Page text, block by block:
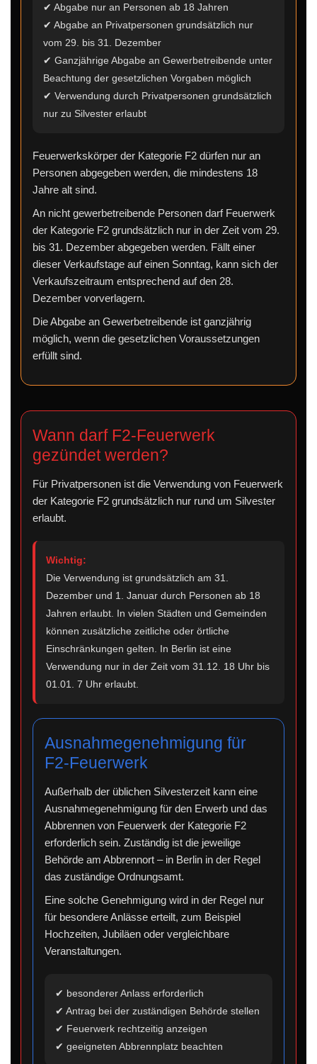
✔ Abgabe nur an Personen ab 18 Jahren
✔ Abgabe an Privatpersonen grundsätzlich nur
vom 29. bis 31. Dezember
✔ Ganzjährige Abgabe an Gewerbetreibende unter
Beachtung der gesetzlichen Vorgaben möglich
✔ Verwendung durch Privatpersonen grundsätzlich
nur zu Silvester erlaubt
Feuerwerkskörper der Kategorie F2 dürfen nur an
Personen abgegeben werden, die mindestens 18
Jahre alt sind.
An nicht gewerbetreibende Personen darf Feuerwerk
der Kategorie F2 grundsätzlich nur in der Zeit vom 29.
bis 31. Dezember abgegeben werden. Fällt einer
dieser Verkaufstage auf einen Sonntag, kann sich der
Verkaufszeitraum entsprechend auf den 28.
Dezember vorverlagern.
Die Abgabe an Gewerbetreibende ist ganzjährig
möglich, wenn die gesetzlichen Voraussetzungen
erfüllt sind.
Wann darf F2-Feuerwerk
gezündet werden?
Für Privatpersonen ist die Verwendung von Feuerwerk
der Kategorie F2 grundsätzlich nur rund um Silvester
erlaubt.
Wichtig:
Die Verwendung ist grundsätzlich am 31.
Dezember und 1. Januar durch Personen ab 18
Jahren erlaubt. In vielen Städten und Gemeinden
können zusätzliche zeitliche oder örtliche
Einschränkungen gelten. In Berlin ist eine
Verwendung nur in der Zeit vom 31.12. 18 Uhr bis
01.01. 7 Uhr erlaubt.
Ausnahmegenehmigung für
F2-Feuerwerk
Außerhalb der üblichen Silvesterzeit kann eine
Ausnahmegenehmigung für den Erwerb und das
Abbrennen von Feuerwerk der Kategorie F2
erforderlich sein. Zuständig ist die jeweilige
Behörde am Abbrennort – in Berlin in der Regel
das zuständige Ordnungsamt.
Eine solche Genehmigung wird in der Regel nur
für besondere Anlässe erteilt, zum Beispiel
Hochzeiten, Jubiläen oder vergleichbare
Veranstaltungen.
✔ besonderer Anlass erforderlich
✔ Antrag bei der zuständigen Behörde stellen
✔ Feuerwerk rechtzeitig anzeigen
✔ geeigneten Abbrennplatz beachten